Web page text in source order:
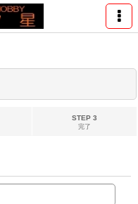
STEP 3
完了